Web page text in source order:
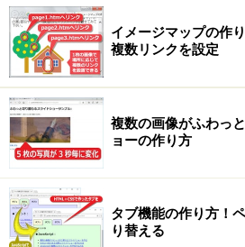
イメージマップの作
複数リンクを設定
複数の画像がふわっ
ョーの作り方
タブ機能の作り方！
り替える